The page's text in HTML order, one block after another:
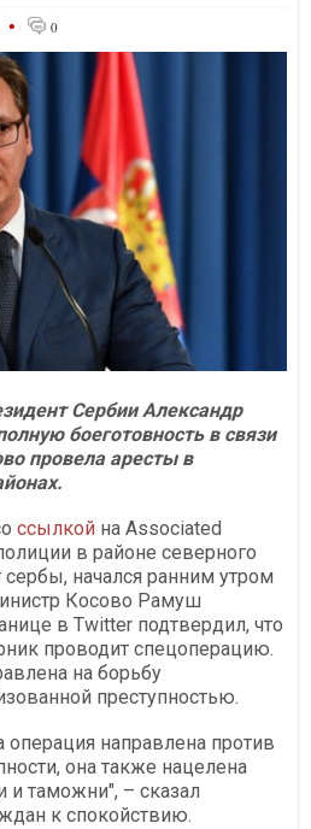
• 0
Сербии Александр
боеготовность в связи
провела аресты в
ссылкой на Associated
в районе северного
начался ранним утром
Косово Рамуш
в Twitter подтвердил, что
проводит спецоперацию.
на борьбу
преступностью.
направлена против
она также нацелена
и таможни", – сказал
к спокойствию.